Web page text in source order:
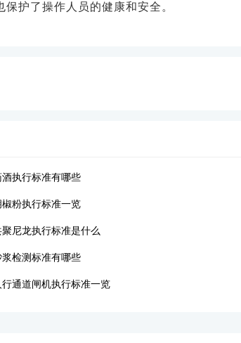
护了操作人员的健康和安全。
酒执行标准有哪些
椒粉执行标准一览
聚尼龙执行标准是什么
浆检测标准有哪些
行通道闸机执行标准一览